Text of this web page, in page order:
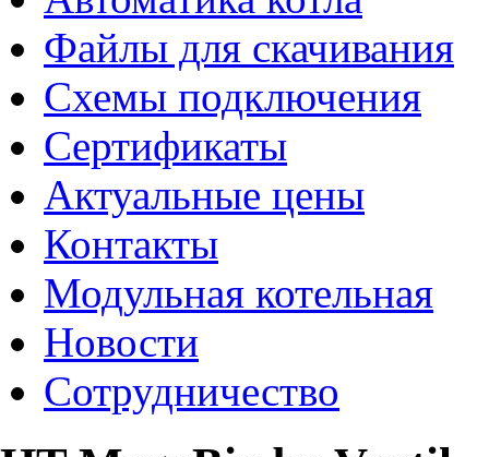
Файлы для скачивания
Схемы подключения
Сертификаты
Актуальные цены
Контакты
Модульная котельная
Новости
Сотрудничество